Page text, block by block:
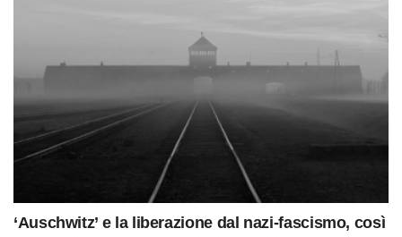
‘Auschwitz’ e la liberazione dal nazi-fascismo, così